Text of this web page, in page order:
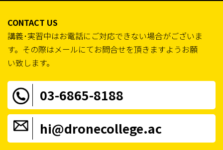
CONTACT US
講義･実習中はお電話にご対応できない場合がございま
す。その際はメールにてお問合せを頂きますようお願
い致します。
03-6865-8188
hi@dronecollege.ac